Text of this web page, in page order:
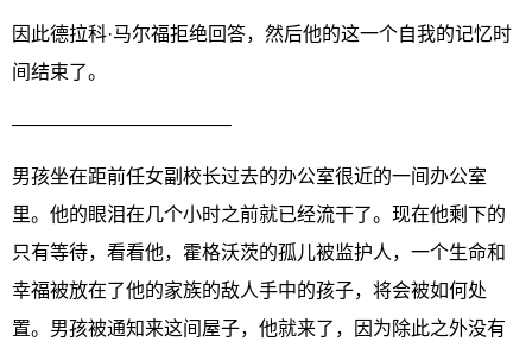
因此德拉科·马尔福拒绝回答，然后他的这一个自我的记忆时
间结束了。
———————————–
男孩坐在距前任女副校长过去的办公室很近的一间办公室
里。他的眼泪在几个小时之前就已经流干了。现在他剩下的
只有等待，看看他，霍格沃茨的孤儿被监护人，一个生命和
幸福被放在了他的家族的敌人手中的孩子，将会被如何处
置。男孩被通知来这间屋子，他就来了，因为除此之外没有